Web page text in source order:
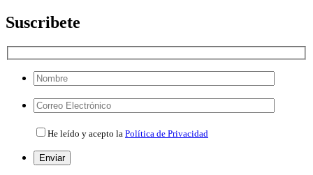
Suscribete
favor,
este
vacío.
favor,
este
He leído y acepto la Política de Privacidad